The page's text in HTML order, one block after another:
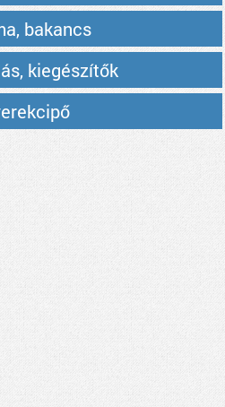
bakancs
kiegészítők